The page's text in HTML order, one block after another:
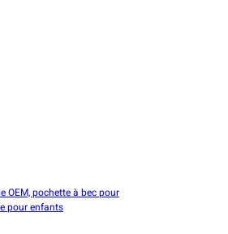
OEM, pochette à bec pour
pour enfants